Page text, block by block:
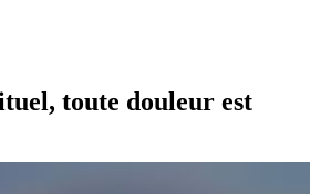
toute douleur est